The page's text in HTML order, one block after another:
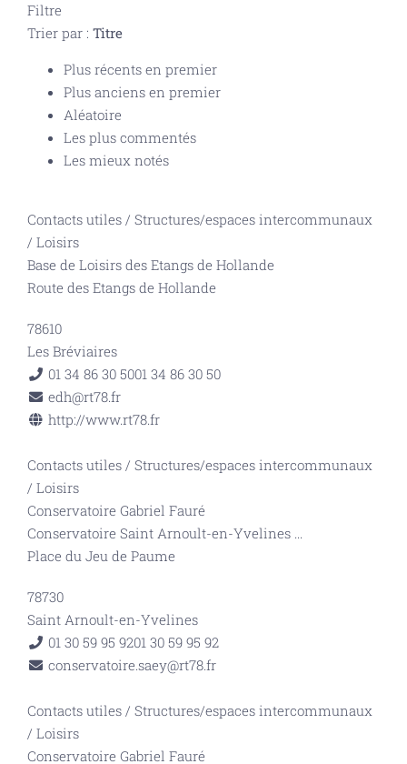
Filtre
Trier par : Titre
Plus récents en premier
Plus anciens en premier
Aléatoire
Les plus commentés
Les mieux notés
Contacts utiles / Structures/espaces intercommunaux
/ Loisirs
Base de Loisirs des Etangs de Hollande
Route des Etangs de Hollande
78610
Les Bréviaires
01 34 86 30 5001 34 86 30 50
edh@rt78.fr
http://www.rt78.fr
Contacts utiles / Structures/espaces intercommunaux
/ Loisirs
Conservatoire Gabriel Fauré
Conservatoire Saint Arnoult-en-Yvelines ...
Place du Jeu de Paume
78730
Saint Arnoult-en-Yvelines
01 30 59 95 9201 30 59 95 92
conservatoire.saey@rt78.fr
Contacts utiles / Structures/espaces intercommunaux
/ Loisirs
Conservatoire Gabriel Fauré